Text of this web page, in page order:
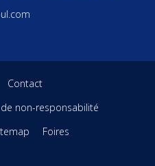
Contact
de non-responsabilité
Foires